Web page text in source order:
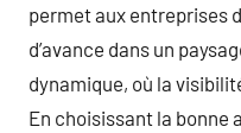
permet aux entreprises
d’avance dans un
dynamique, où la
En choisissant la bonne